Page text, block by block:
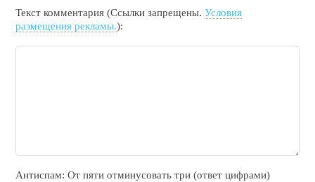
Текст комментария (Ссылки запрещены.Условия
размещения рекламы.):
Антиспам: От пяти отминycовать тpи (ответ цифрами)